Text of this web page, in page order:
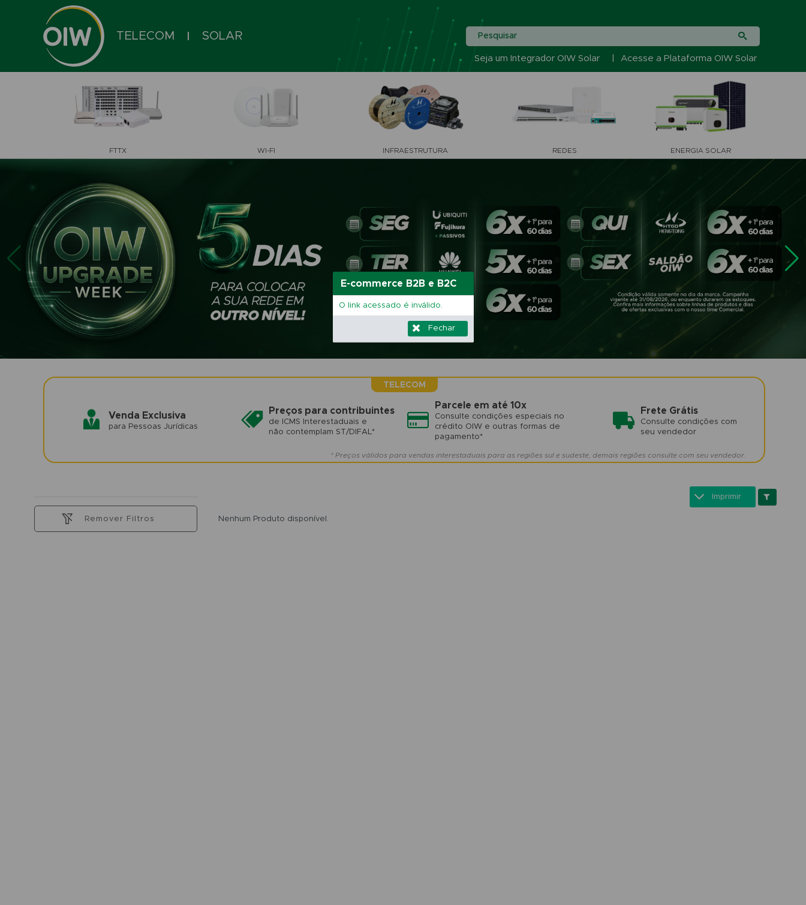
E-commerce B2B e B2C
O link acessado é inválido.
Fechar
TELECOM SOLAR
Seja um Integrador OIW Solar Acesse a Plataforma OIW Solar
Pesquisar
FTTX WI-FI INFRAESTRUTURA REDES ENERGIA SOLAR
TELECOM
Venda Exclusiva
para Pessoas Jurídicas
Preços para contribuintes
de ICMS Interestaduais e
não contemplam ST/DIFAL*
Parcele em até 10x
Consulte condições especiais no
crédito OIW e outras formas de
pagamento*
Frete Grátis
Consulte condições com
seu vendedor
* Preços válidos para vendas interestaduais para as regiões sul e sudeste, demais regiões consulte com seu vendedor.
Remover Filtros
Imprimir
Nenhum Produto disponível.